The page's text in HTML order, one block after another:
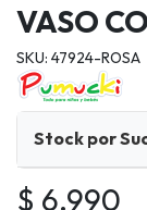
VASO
SKU: 47924-ROSA
Stock por
$ 6.990